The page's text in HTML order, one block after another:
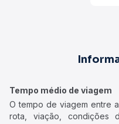
Tempo médio de viagem
O tempo de viagem entre
rota, viação,